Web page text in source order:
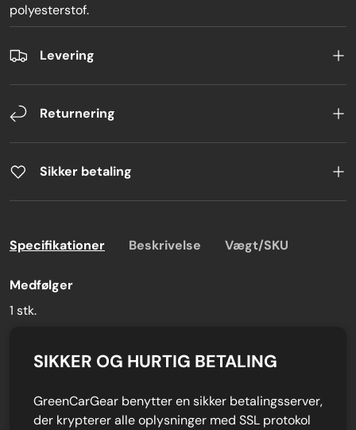
polyesterstof.
Levering
Returnering
Sikker betaling
Specifikationer Beskrivelse Vægt/SKU
Medfølger
1 stk.
SIKKER OG HURTIG BETALING
GreenCarGear benytter en sikker betalingsserver,
der krypterer alle oplysninger med SSL protokol